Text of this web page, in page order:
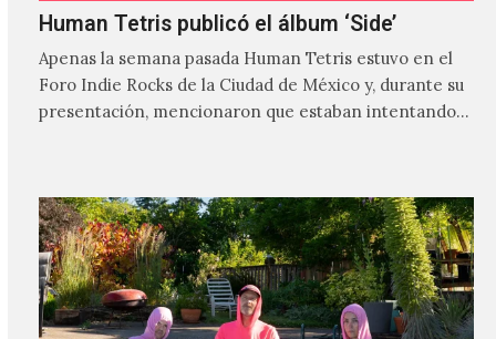
Human Tetris publicó el álbum ‘Side’
Apenas la semana pasada Human Tetris estuvo en el
Foro Indie Rocks de la Ciudad de México y, durante su
presentación, mencionaron que estaban intentando…